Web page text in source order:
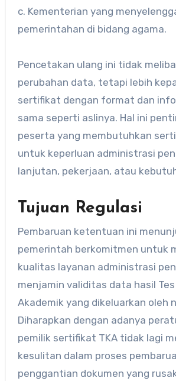
c. Kementerian yang
pemerintahan di bidang agama.
Pencetakan ulang ini tidak
perubahan data, tetapi lebih
sertifikat dengan format dan
sama seperti aslinya. Hal ini
peserta yang membutuhkan
untuk keperluan administrasi
lanjutan, pekerjaan, atau
Tujuan Regulasi
Pembaruan ketentuan ini
pemerintah berkomitmen untuk
kualitas layanan administrasi
menjamin validitas data hasil
Akademik yang dikeluarkan oleh
Diharapkan dengan adanya
pemilik sertifikat TKA tidak lagi
kesulitan dalam proses
penggantian dokumen yang